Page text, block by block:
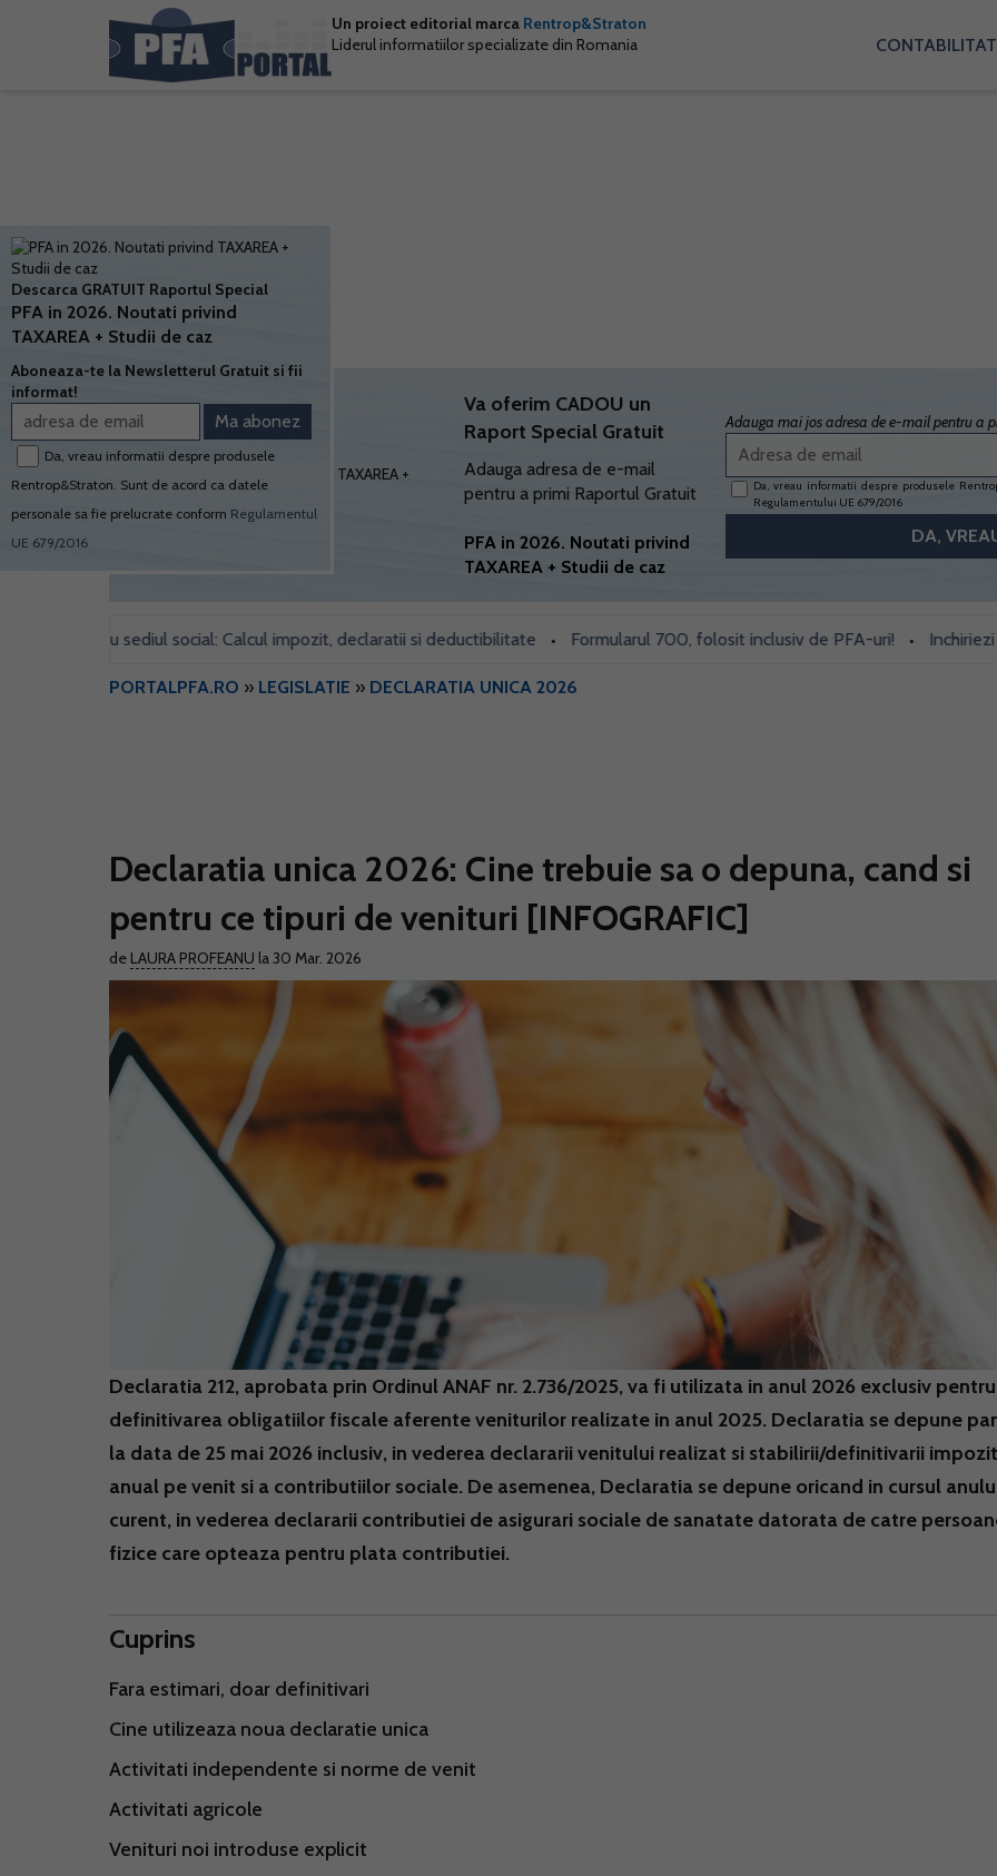
Un proiect editorial marca Rentrop&Straton
Liderul informatiilor specializate din Romania
Va oferim CADOU un
Raport Special Gratuit
Adauga adresa de e-mail
pentru a primi Raportul Gratuit
PFA in 2026. Noutati privind
TAXAREA + Studii de caz
Adauga mai jos adresa de e-mail pentru a
Da, vreau informatii despre produsele
Regulamentului UE 679/2016
pentru sediul social: Calcul impozit, declaratii si deductibilitate • Formularul 700, folosit inclusiv de PFA-uri! • Inchiriezi prin
PORTALPFA.RO » LEGISLATIE » DECLARATIA UNICA 2026
Declaratia unica 2026: Cine trebuie sa o depuna, cand si
pentru ce tipuri de venituri [INFOGRAFIC]
de LAURA PROFEANU la 30 Mar. 2026
Declaratia 212, aprobata prin Ordinul ANAF nr. 2.736/2025, va fi utilizata in anul 2026 exclusiv pentru
definitivarea obligatiilor fiscale aferente veniturilor realizate in anul 2025. Declaratia se depune
la data de 25 mai 2026 inclusiv, in vederea declararii venitului realizat si stabilirii/definitivarii
anual pe venit si a contributiilor sociale. De asemenea, Declaratia se depune oricand in cursul
curent, in vederea declararii contributiei de asigurari sociale de sanatate datorata de catre
fizice care opteaza pentru plata contributiei.
Cuprins
Fara estimari, doar definitivari
Cine utilizeaza noua declaratie unica
Activitati independente si norme de venit
Activitati agricole
Venituri noi introduse explicit
Descarca GRATUIT Raportul Special
PFA in 2026. Noutati privind
TAXAREA + Studii de caz
Aboneaza-te la Newsletterul Gratuit si fii
informat!
Da, vreau informatii despre produsele
Rentrop&Straton. Sunt de acord ca datele
personale sa fie prelucrate conform Regulamentul
UE 679/2016